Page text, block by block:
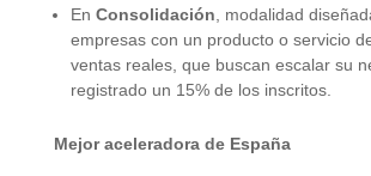
En Consolidación , modalidad
empresas con un producto o servicio
ventas reales, que buscan escalar su
registrado un 15% de los inscritos.
Mejor aceleradora de España